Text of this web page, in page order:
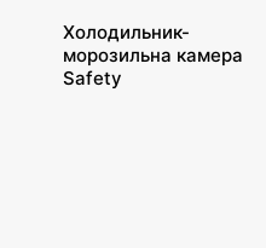
Холодильник-
морозильна камера
Safety